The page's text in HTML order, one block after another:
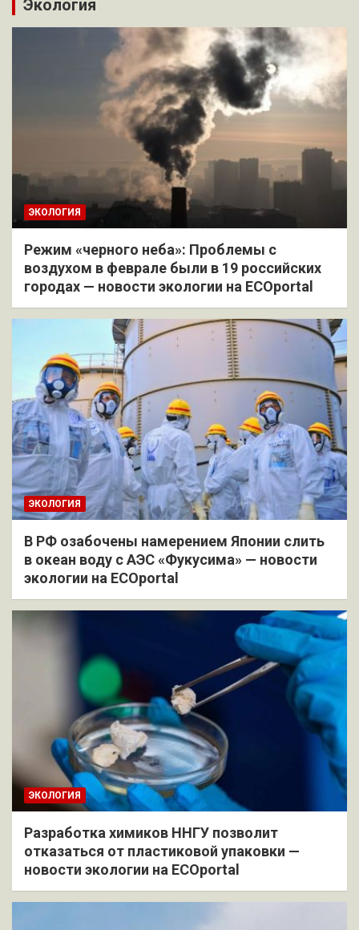
Экология
ЭКОЛОГИЯ
Режим «черного неба»: Проблемы с
воздухом в феврале были в 19 российских
городах — новости экологии на ECOportal
ЭКОЛОГИЯ
В РФ озабочены намерением Японии слить
в океан воду с АЭС «Фукусима» — новости
экологии на ECOportal
ЭКОЛОГИЯ
Разработка химиков ННГУ позволит
отказаться от пластиковой упаковки —
новости экологии на ECOportal